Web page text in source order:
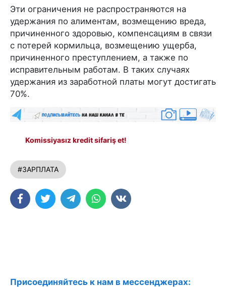
Эти ограничения не распространяются на
удержания по алиментам, возмещению вреда,
причиненного здоровью, компенсациям в связи
с потерей кормильца, возмещению ущерба,
причиненного преступлением, а также по
исправительным работам. В таких случаях
удержания из заработной платы могут достигать
70%.
Komissiyasız kredit sifariş et!
#ЗАРПЛАТА
Присоединяйтесь к нам в мессенджерах: